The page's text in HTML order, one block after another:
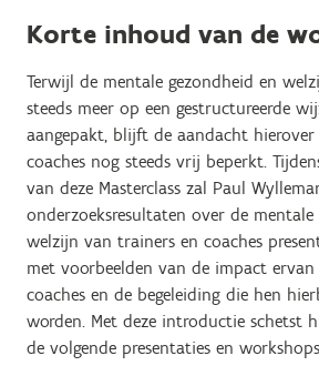
Korte inhoud van de
Terwijl de mentale gezondheid en
steeds meer op een gestructureerde
aangepakt, blijft de aandacht
coaches nog steeds vrij beperkt.
van deze Masterclass zal Paul
onderzoeksresultaten over de mentale
welzijn van trainers en coaches
met voorbeelden van de impact
coaches en de begeleiding die hen
worden. Met deze introductie schetst
de volgende presentaties en